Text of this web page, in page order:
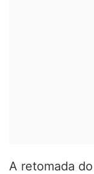
A retomada